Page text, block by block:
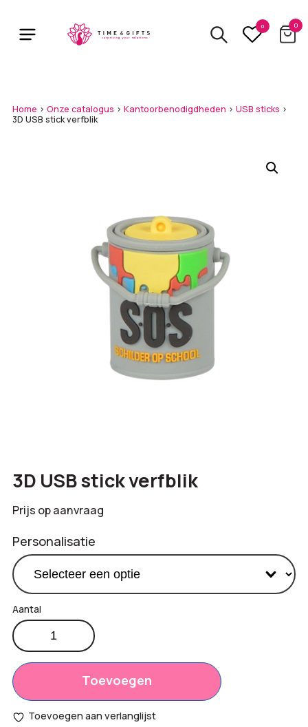
main
0 0
Home > Onze catalogus > Kantoorbenodigdheden > USB sticks >
3D USB stick verfblik
3D USB stick verfblik
Prijs op aanvraag
Personalisatie
Totaal
opties:
€0,00
Bestelling
€0,00
3D
USB
stick
verfblik
aantal
Toevoegen
Toevoegen aan verlanglijst